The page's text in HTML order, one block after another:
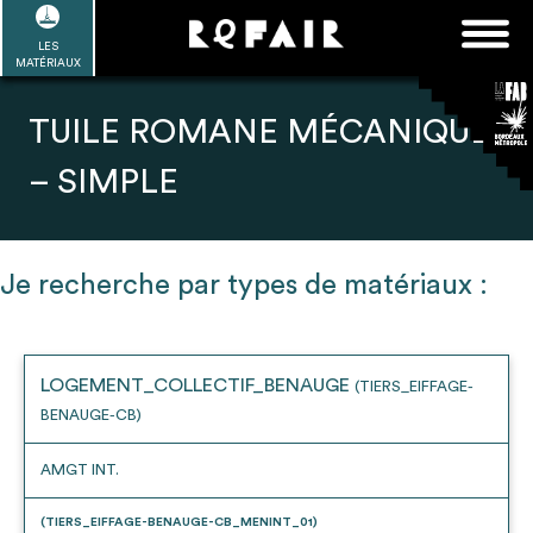
Passer
contenu
LES
MATÉRIAUX
EN SAVOIR PLUS
FAQ
Rechercher :
Refair mode d'emploi
2
Une fois connnecté, Télécharger les
TUILE ROMANE MÉCANIQUE
– SIMPLE
Je recherche par types de matériaux :
LOGEMENT_COLLECTIF_BENAUGE (TIERS_EIFFAGE-
BENAUGE-CB)
AMGT INT.
(TIERS_EIFFAGE-BENAUGE-CB_MENINT_01)